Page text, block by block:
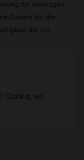
der jeweiligen
Gewähr für die
der von
Danke, so